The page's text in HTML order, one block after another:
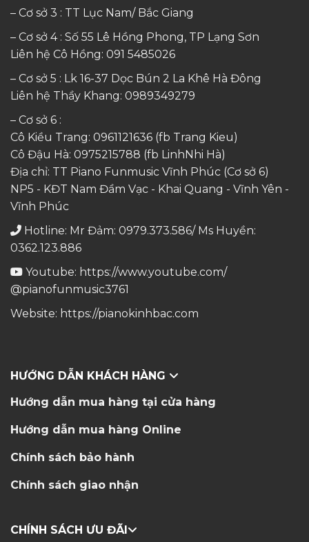
– Cơ sở 3 : TT Lục Nam/ Bắc Giang
– Cơ sở 4 : Số 55 Lê Hồng Phong, TP Lạng Sơn
Liên hệ Cô Hồng: 091 5485026
– Cơ sở 5 : Lk 16-37 Dọc Bún 2 La Khê Hà Đông
Liên hệ Thầy Khang: 0989349279
– Cơ sở 6 :
Cô Kiều Trang: 0961121636 (fb Trang Kieu)
Cô Đậu Hà: 0975215788 (fb LinhNhi Hà)
Địa chỉ: TT Piano Funmusic Vĩnh Phúc (Cơ sở 6)
NP5 - KĐT Nam Đầm Vạc - Khai Quang - Vĩnh Yên -
Vĩnh Phúc
Hotline: Mr Đảm: 0979.373.586/ Ms Huyền:
0362.123.886
Youtube: https://www.youtube.com/
@pianofunmusic3761
Website: https://pianokinhbac.com
HƯỚNG DẪN KHÁCH HÀNG
Hướng dẫn mua hàng tại cửa hàng
Hướng dẫn mua hàng Online
Chính sách bảo hành
Chính sách giao nhận
CHÍNH SÁCH ƯU ĐÃI